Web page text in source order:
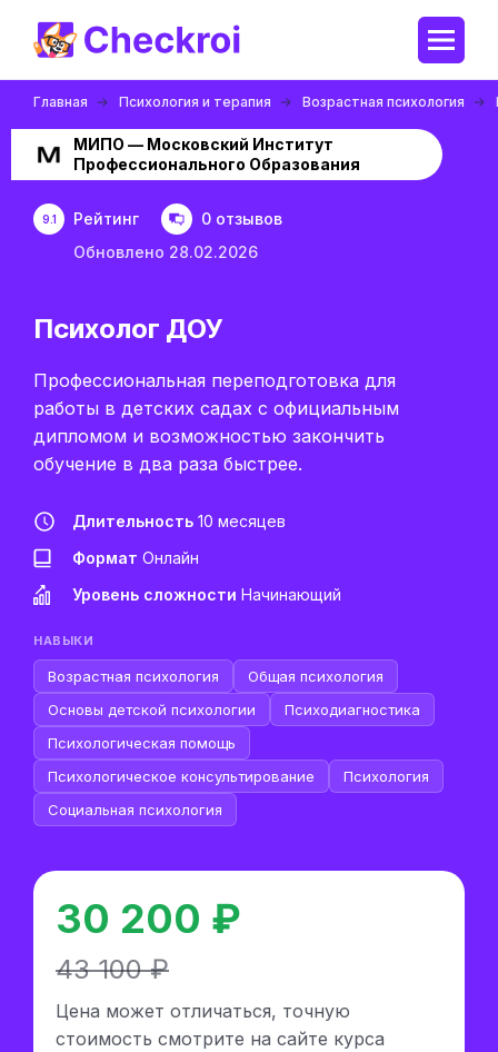
Главная Психология и терапия Возрастная психология
МИПО — Московский Институт
Профессионального Образования
9.1 Рейтинг
0 отзывов
Обновлено 28.02.2026
Психолог ДОУ
Профессиональная переподготовка для
работы в детских садах с официальным
дипломом и возможностью закончить
обучение в два раза быстрее.
Длительность 10 месяцев
Формат Онлайн
Уровень сложности Начинающий
НАВЫКИ
Возрастная психология
Общая психология
Основы детской психологии
Психодиагностика
Психологическая помощь
Психологическое консультирование
Психология
Социальная психология
30 200 ₽
43 100 ₽
Цена может отличаться, точную
стоимость смотрите на сайте курса